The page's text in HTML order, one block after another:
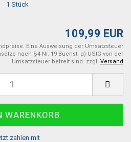
1 Stück
109,99 EUR
Eine Ausweisung der Umsatzsteuer
nach §4 Nr. 19 Buchst. a) UStG von der
Umsatzsteuer befreit sind. zzgl. Versand
zahlen mit